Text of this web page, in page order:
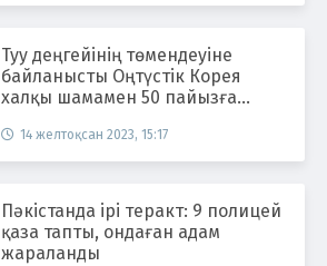
Туу деңгейінің төмендеуіне
байланысты Оңтүстік Корея
халқы шамамен 50 пайызға
14 желтоқсан 2023, 15:17
Пәкістанда ірі теракт: 9 полицей
қаза тапты, ондаған адам
жараланды